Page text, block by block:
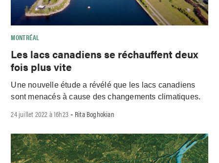
MONTRÉAL
Les lacs canadiens se réchauffent deux
fois plus vite
Une nouvelle étude a révélé que les lacs canadiens
sont menacés à cause des changements climatiques.
24 juillet 2022 à 16h23 - Rita Boghokian